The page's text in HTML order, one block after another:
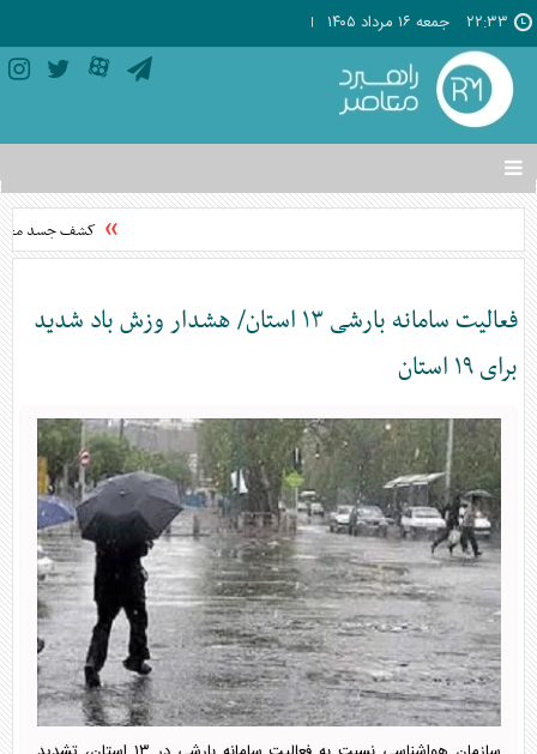
۲۲:۳۳ جمعه ۱۶ مرداد ۱۴۰۵
تغییر
وضعیت
منوی
ها
کشف جسد
فعالیت سامانه بارشی ۱۳ استان/ هشدار وزش باد شدید
برای ۱۹ استان